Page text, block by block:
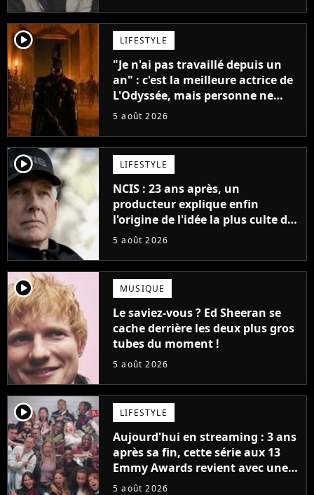
player2 LIFESTYLE
"Je n'ai pas travaillé depuis un
an" : c'est la meilleure actrice de
L'Odyssée, mais personne ne
veut lui donner de rôle au
5 août 2026
player2 LIFESTYLE
NCIS : 23 ans après, un
producteur explique enfin
l'origine de l'idée la plus culte de
la série (et on ne parle pas du
5 août 2026
player2 MUSIQUE
Le saviez-vous ? Ed Sheeran se
cache derrière les deux plus gros
tubes du moment !
5 août 2026
player2 LIFESTYLE
Aujourd'hui en streaming : 3 ans
après sa fin, cette série aux 13
Emmy Awards revient avec une
suite... totalement différente
5 août 2026